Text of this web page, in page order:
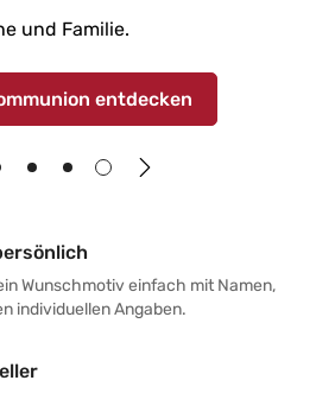
und Familie.
entdecken
Wunschmotiv einfach mit Namen,
individuellen Angaben.